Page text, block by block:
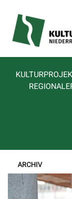
ARCHIV